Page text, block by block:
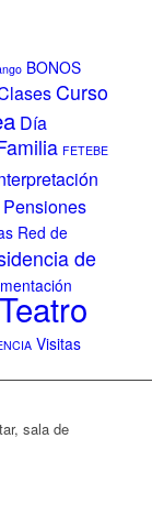
BONOS
Curso
Día
FETEBE
Pensiones
Red de
de
Visitas
sala de